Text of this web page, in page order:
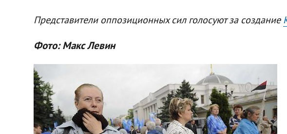
Представители оппозиционных сил голосуют за создание
Фото: Макс Левин